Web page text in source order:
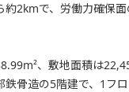
約2kmで、労働力確保
、敷地面積は
鉄骨造の5階建で、1フ